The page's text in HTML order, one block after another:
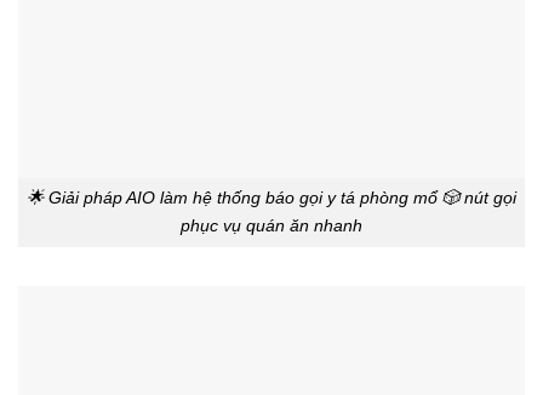
🌟 Giải pháp AIO làm hệ thống báo gọi y tá phòng mổ 🎲 nút gọi
phục vụ quán ăn nhanh